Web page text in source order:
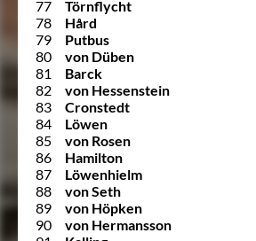
77
Törnflycht
78
Hård
79
Putbus
80
von Düben
81
Barck
82
von Hessenstein
83
Cronstedt
84
Löwen
85
von Rosen
86
Hamilton
87
Löwenhielm
88
von Seth
89
von Höpken
90
von Hermansson